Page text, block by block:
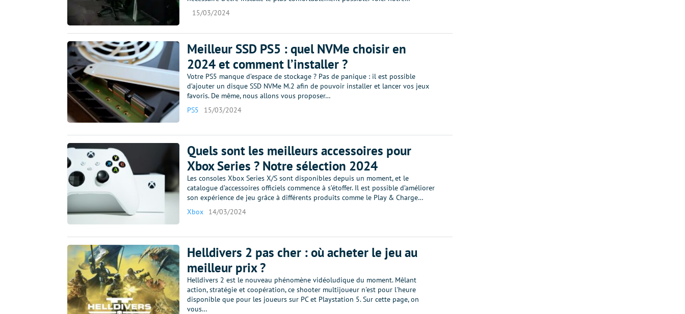
15/03/2024
Meilleur SSD PS5 : quel NVMe choisir en
2024 et comment l’installer ?
Votre PS5 manque d’espace de stockage ? Pas de panique : il est possible
d’ajouter un disque SSD NVMe M.2 afin de pouvoir installer et lancer vos jeux
favoris. De même, nous allons vous proposer…
PS5
15/03/2024
Quels sont les meilleurs accessoires pour
Xbox Series ? Notre sélection 2024
Les consoles Xbox Series X/S sont disponibles depuis un moment, et le
catalogue d’accessoires officiels commence à s’étoffer. Il est possible d’améliorer
son expérience de jeu grâce à différents produits comme le Play & Charge…
Xbox
14/03/2024
Helldivers 2 pas cher : où acheter le jeu au
meilleur prix ?
Helldivers 2 est le nouveau phénomène vidéoludique du moment. Mêlant
action, stratégie et coopération, ce shooter multijoueur n'est pour l'heure
disponible que pour les joueurs sur PC et Playstation 5. Sur cette page, on
vous…